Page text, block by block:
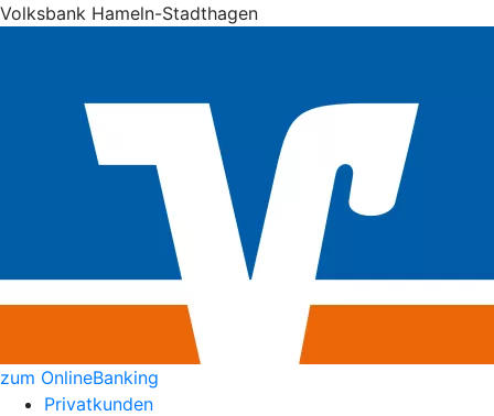
Volksbank Hameln-Stadthagen
zum OnlineBanking
Privatkunden